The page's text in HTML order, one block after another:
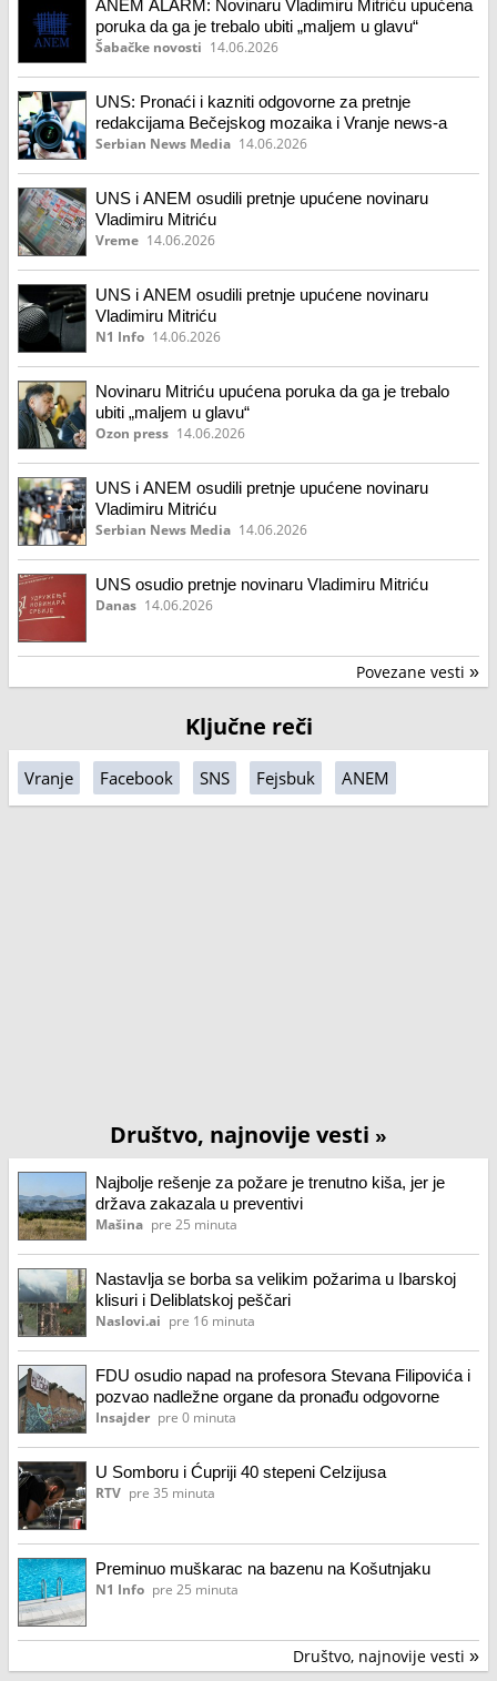
ANEM ALARM: Novinaru Vladimiru Mitriću upućena
poruka da ga je trebalo ubiti „maljem u glavu“
Šabačke novosti 14.06.2026
UNS: Pronaći i kazniti odgovorne za pretnje
redakcijama Bečejskog mozaika i Vranje news-a
Serbian News Media 14.06.2026
UNS i ANEM osudili pretnje upućene novinaru
Vladimiru Mitriću
Vreme 14.06.2026
UNS i ANEM osudili pretnje upućene novinaru
Vladimiru Mitriću
N1 Info 14.06.2026
Novinaru Mitriću upućena poruka da ga je trebalo
ubiti „maljem u glavu“
Ozon press 14.06.2026
UNS i ANEM osudili pretnje upućene novinaru
Vladimiru Mitriću
Serbian News Media 14.06.2026
UNS osudio pretnje novinaru Vladimiru Mitriću
Danas 14.06.2026
Povezane vesti »
Ključne reči
Vranje Facebook SNS Fejsbuk ANEM
Društvo, najnovije vesti »
Najbolje rešenje za požare je trenutno kiša, jer je
država zakazala u preventivi
Mašina pre 25 minuta
Nastavlja se borba sa velikim požarima u Ibarskoj
klisuri i Deliblatskoj peščari
Naslovi.ai pre 16 minuta
FDU osudio napad na profesora Stevana Filipovića i
pozvao nadležne organe da pronađu odgovorne
Insajder pre 0 minuta
U Somboru i Ćupriji 40 stepeni Celzijusa
RTV pre 35 minuta
Preminuo muškarac na bazenu na Košutnjaku
N1 Info pre 25 minuta
Društvo, najnovije vesti »